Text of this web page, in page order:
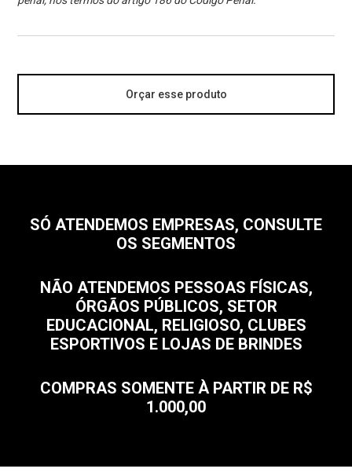
Orçar esse produto
SÓ ATENDEMOS EMPRESAS, CONSULTE
OS SEGMENTOS
NÃO ATENDEMOS PESSOAS FÍSICAS,
ÓRGÃOS PÚBLICOS, SETOR
EDUCACIONAL, RELIGIOSO, CLUBES
ESPORTIVOS E LOJAS DE BRINDES
COMPRAS SOMENTE À PARTIR DE R$
1.000,00